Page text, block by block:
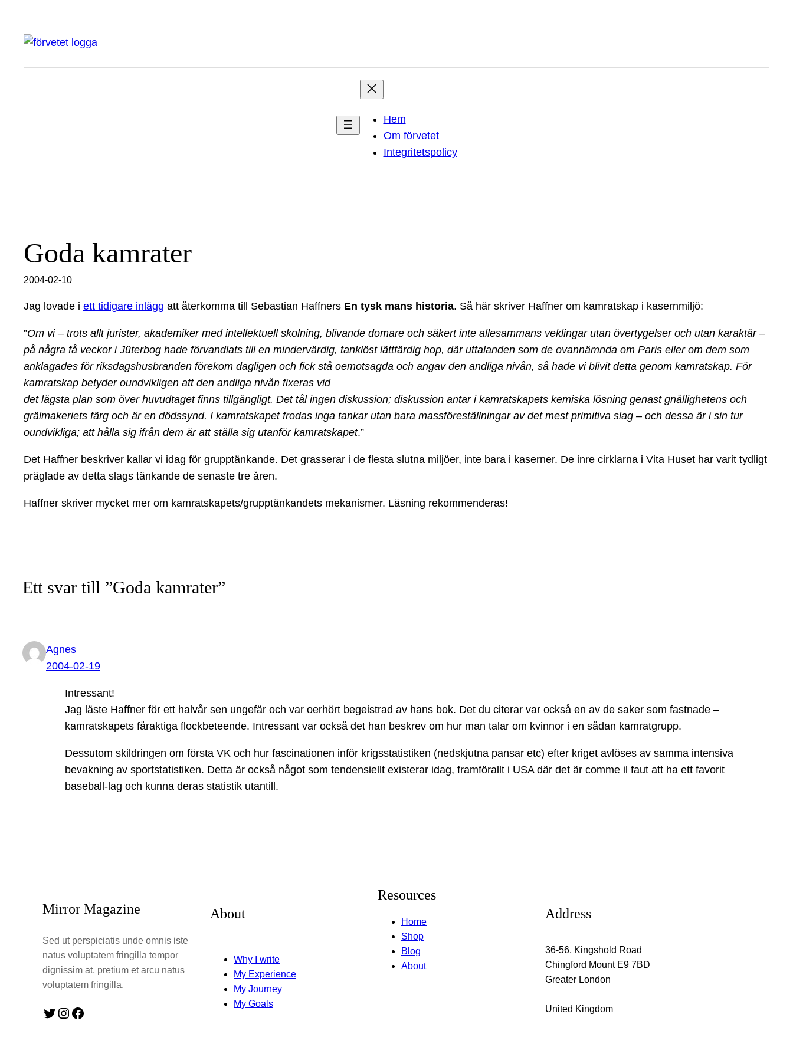
innehåll
Hem
Om förvetet
Integritetspolicy
Goda kamrater
2004-02-10
Jag lovade i ett tidigare inlägg att återkomma till Sebastian Haffners En tysk mans historia. Så här skriver Haffner om kamratskap i kasernmiljö:
”Om vi – trots allt jurister, akademiker med intellektuell skolning, blivande domare och säkert inte allesammans veklingar utan övertygelser och utan karaktär –
på några få veckor i Jüterbog hade förvandlats till en mindervärdig, tanklöst lättfärdig hop, där uttalanden som de ovannämnda om Paris eller om dem som
anklagades för riksdagshusbranden förekom dagligen och fick stå oemotsagda och angav den andliga nivån, så hade vi blivit detta genom kamratskap. För
kamratskap betyder oundvikligen att den andliga nivån fixeras vid
det lägsta plan som över huvudtaget finns tillgängligt. Det tål ingen diskussion; diskussion antar i kamratskapets kemiska lösning genast gnällighetens och
grälmakeriets färg och är en dödssynd. I kamratskapet frodas inga tankar utan bara massföreställningar av det mest primitiva slag – och dessa är i sin tur
oundvikliga; att hålla sig ifrån dem är att ställa sig utanför kamratskapet.”
Det Haffner beskriver kallar vi idag för grupptänkande. Det grasserar i de flesta slutna miljöer, inte bara i kaserner. De inre cirklarna i Vita Huset har varit tydligt
präglade av detta slags tänkande de senaste tre åren.
Haffner skriver mycket mer om kamratskapets/grupptänkandets mekanismer. Läsning rekommenderas!
Ett svar till ”Goda kamrater”
Agnes
2004-02-19
Intressant!
Jag läste Haffner för ett halvår sen ungefär och var oerhört begeistrad av hans bok. Det du citerar var också en av de saker som fastnade –
kamratskapets fåraktiga flockbeteende. Intressant var också det han beskrev om hur man talar om kvinnor i en sådan kamratgrupp.
Dessutom skildringen om första VK och hur fascinationen inför krigsstatistiken (nedskjutna pansar etc) efter kriget avlöses av samma intensiva
bevakning av sportstatistiken. Detta är också något som tendensiellt existerar idag, framförallt i USA där det är comme il faut att ha ett favorit
baseball-lag och kunna deras statistik utantill.
Mirror Magazine
Sed ut perspiciatis unde omnis iste
natus voluptatem fringilla tempor
dignissim at, pretium et arcu natus
voluptatem fringilla.
Twitter Instagram Facebook
About
Why I write
My Experience
My Journey
My Goals
Resources
Home
Shop
Blog
About
Address
36-56, Kingshold Road
Chingford Mount E9 7BD
Greater London
United Kingdom